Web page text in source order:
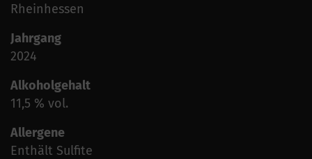
Rheinhessen
Jahrgang
2024
Alkoholgehalt
11,5 % vol.
Allergene
Enthält Sulfite